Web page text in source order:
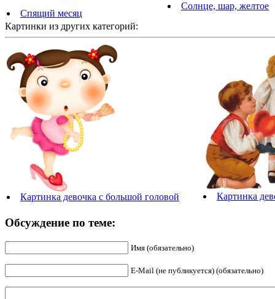
Спящий месяц
Солнце, шар, желтое
Картинки из других категорий:
Картинка девочка с большой головой Картинка
Обсуждение по теме:
Имя (обязательно)
E-Mail (не публикуется) (обязательно)